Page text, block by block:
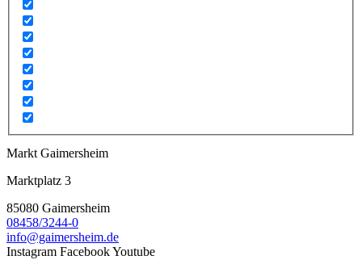
Markt Gaimersheim
Marktplatz 3
85080 Gaimersheim
08458/3244-0
info@gaimersheim.de
Instagram FacebookYoutube